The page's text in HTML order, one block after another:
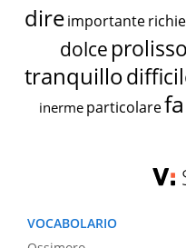
dire importante
dolce prolisso
tranquillo
inerme particolare
VOCABOLARIO